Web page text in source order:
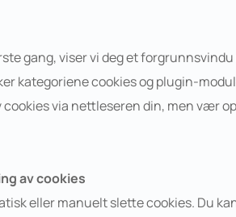
gang, viser vi deg et
kategoriene cookies og plugin-
cookies via nettleseren din, men vær
av cookies
eller manuelt slette cookies. Du